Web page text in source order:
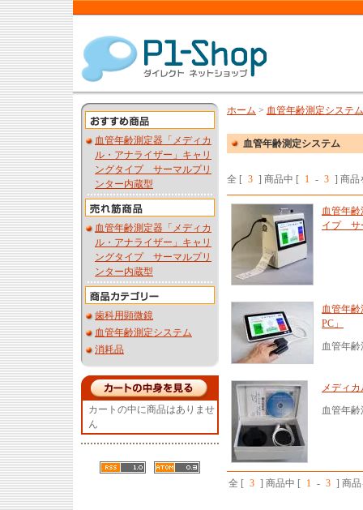
血管年齢測定器「メディカ
ル・アナライザー」キャリ
ングタイプ サーマルプリ
ンター内蔵型
血管年齢測定器「メディカ
ル・アナライザー」キャリ
ングタイプ サーマルプリ
ンター内蔵型
歯科用顕微鏡
血管年齢測定システム
消耗品
カートの中に商品はありませ
ん
ホーム > 血管年齢測定システム
血管年齢測定システム
全 [ 3 ] 商品中 [ 1 - 3 ] 商品
血管年
イプ サ
血管年
PC」
血管年
メディ
血管年
全 [ 3 ] 商品中 [ 1 - 3 ] 商